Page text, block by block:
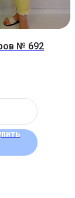
№ 692